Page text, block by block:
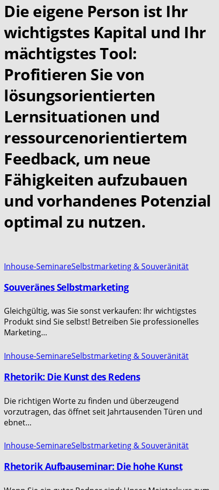
Die eigene Person ist Ihr
wichtigstes Kapital und Ihr
mächtigstes Tool:
Profitieren Sie von
lösungsorientierten
Lernsituationen und
ressourcenorientiertem
Feedback, um neue
Fähigkeiten aufzubauen
und vorhandenes Potenzial
optimal zu nutzen.
Inhouse-SeminareSelbstmarketing & Souveränität
Souveränes Selbstmarketing
Gleichgültig, was Sie sonst verkaufen: Ihr wichtigstes
Produkt sind Sie selbst! Betreiben Sie professionelles
Marketing…
Inhouse-SeminareSelbstmarketing & Souveränität
Rhetorik: Die Kunst des Redens
Die richtigen Worte zu finden und überzeugend
vorzutragen, das öffnet seit Jahrtausenden Türen und
ebnet…
Inhouse-SeminareSelbstmarketing & Souveränität
Rhetorik Aufbauseminar: Die hohe Kunst